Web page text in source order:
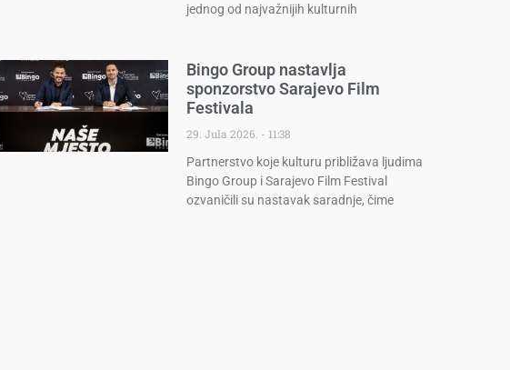
jednog od najvažnijih kulturnih
Bingo Group nastavlja
sponzorstvo Sarajevo Film
Festivala
29. Jula 2026.
11:38
Partnerstvo koje kulturu približava ljudima
Bingo Group i Sarajevo Film Festival
ozvaničili su nastavak saradnje, čime